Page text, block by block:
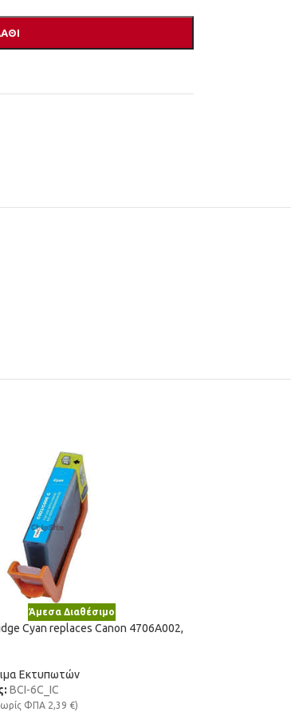
Άμεσα Διαθέσιμο
Cyan replaces Canon 4706A002,
Εκτυπωτών
BCI-6C_IC
ΦΠΑ 2,39 €)